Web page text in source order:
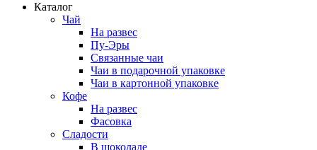
Каталог
Чай
На развес
Пу-Эры
Связанные чаи
Чаи в подарочной упаковке
Чаи в картонной упаковке
Кофе
На развес
Фасовка
Сладости
В шоколаде